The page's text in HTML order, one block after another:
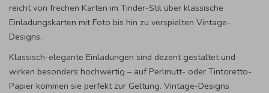
reicht von frechen Karten im Tinder-Stil über klassische
Einladungskarten mit Foto bis hin zu verspielten Vintage-
Designs.
Klassisch-elegante Einladungen sind dezent gestaltet und
wirken besonders hochwertig – auf Perlmutt- oder Tintoretto-
Papier kommen sie perfekt zur Geltung. Vintage-Designs